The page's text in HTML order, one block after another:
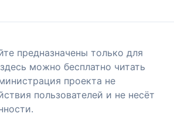
предназначены только для
можно бесплатно читать
проекта не
пользователей и не несёт